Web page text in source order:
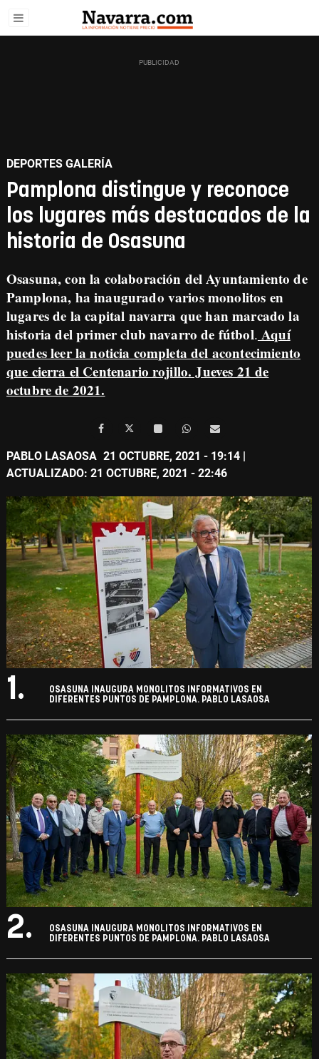
DEPORTES GALERÍA
Pamplona distingue y reconoce
los lugares más destacados de la
historia de Osasuna
Osasuna, con la colaboración del Ayuntamiento de
Pamplona, ha inaugurado varios monolitos en
lugares de la capital navarra que han marcado la
historia del primer club navarro de fútbol. Aquí
puedes leer la noticia completa del acontecimiento
que cierra el Centenario rojillo. Jueves 21 de
octubre de 2021.
PABLO LASAOSA 21 OCTUBRE, 2021 - 19:14 |
ACTUALIZADO: 21 OCTUBRE, 2021 - 22:46
1.
OSASUNA INAUGURA MONOLITOS INFORMATIVOS EN
DIFERENTES PUNTOS DE PAMPLONA. PABLO LASAOSA
2.
OSASUNA INAUGURA MONOLITOS INFORMATIVOS EN
DIFERENTES PUNTOS DE PAMPLONA. PABLO LASAOSA